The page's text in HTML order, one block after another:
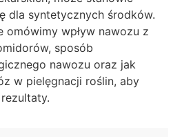
dla syntetycznych środków.
omówimy wpływ nawozu z
sposób
nawozu oraz jak
w pielęgnacji roślin, aby